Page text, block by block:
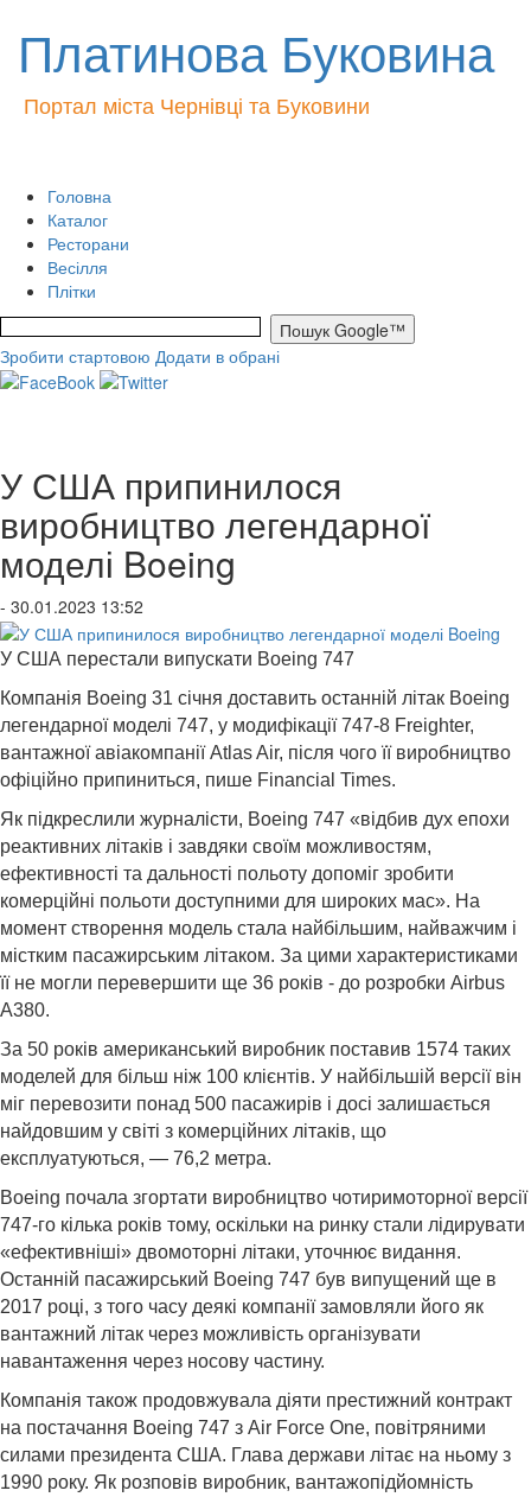
Платинова Буковина
Портал міста Чернівці та Буковини
Головна
Каталог
Ресторани
Весілля
Плітки
Зробити стартовою Додати в обрані
У США припинилося
виробництво легендарної
моделі Boeing
- 30.01.2023 13:52
У США перестали випускати Boeing 747
Компанія Boeing 31 січня доставить останній літак Boeing
легендарної моделі 747, у модифікації 747-8 Freighter,
вантажної авіакомпанії Atlas Air, після чого її виробництво
офіційно припиниться, пише Financial Times.
Як підкреслили журналісти, Boeing 747 «відбив дух епохи
реактивних літаків і завдяки своїм можливостям,
ефективності та дальності польоту допоміг зробити
комерційні польоти доступними для широких мас». На
момент створення модель стала найбільшим, найважчим і
містким пасажирським літаком. За цими характеристиками
її не могли перевершити ще 36 років - до розробки Airbus
A380.
За 50 років американський виробник поставив 1574 таких
моделей для більш ніж 100 клієнтів. У найбільшій версії він
міг перевозити понад 500 пасажирів і досі залишається
найдовшим у світі з комерційних літаків, що
експлуатуються, — 76,2 метра.
Boeing почала згортати виробництво чотиримоторної версії
747-го кілька років тому, оскільки на ринку стали лідирувати
«ефективніші» двомоторні літаки, уточнює видання.
Останній пасажирський Boeing 747 був випущений ще в
2017 році, з того часу деякі компанії замовляли його як
вантажний літак через можливість організувати
навантаження через носову частину.
Компанія також продовжувала діяти престижний контракт
на постачання Boeing 747 з Air Force One, повітряними
силами президента США. Глава держави літає на ньому з
1990 року. Як розповів виробник, вантажопідйомність